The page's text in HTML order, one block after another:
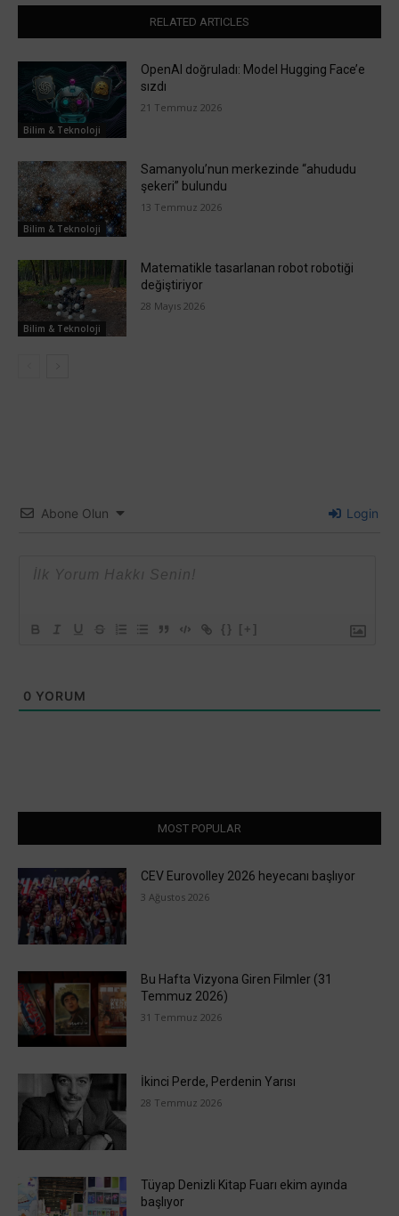
RELATED ARTICLES
Bilim & Teknoloji
OpenAI doğruladı: Model Hugging Face’e
sızdı
21 Temmuz 2026
Bilim & Teknoloji
Samanyolu’nun merkezinde “ahududu
şekeri” bulundu
13 Temmuz 2026
Bilim & Teknoloji
Matematikle tasarlanan robot robotiği
değiştiriyor
28 Mayıs 2026
Abone Olun Login
{} [+]
0 YORUM
MOST POPULAR
CEV Eurovolley 2026 heyecanı başlıyor
3 Ağustos 2026
Bu Hafta Vizyona Giren Filmler (31
Temmuz 2026)
31 Temmuz 2026
İkinci Perde, Perdenin Yarısı
28 Temmuz 2026
Tüyap Denizli Kitap Fuarı ekim ayında
başlıyor